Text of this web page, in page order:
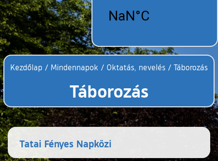
Kezdőlap / Mindennapok / Oktatás, nevelés / Táborozás
Táborozás
Tatai Fényes Napközi